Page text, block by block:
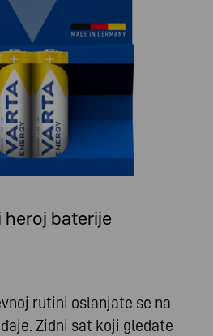
heroj baterije
rutini oslanjate se na
Zidni sat koji gledate